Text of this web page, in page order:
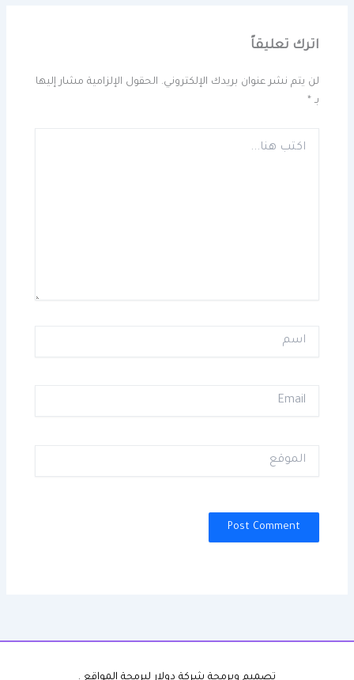
اترك تعليقاً
لن يتم نشر عنوان بريدك الإلكتروني. الحقول الإلزامية مشار إليها
بـ *
هنا...
اسم
Email
الموقع